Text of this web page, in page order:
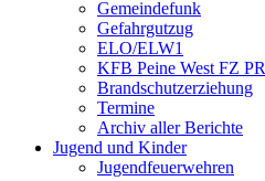
Gemeindefunk
Gefahrgutzug
ELO/ELW1
KFB Peine West FZ PR
Brandschutzerziehung
Termine
Archiv aller Berichte
Jugend und Kinder
Jugendfeuerwehren